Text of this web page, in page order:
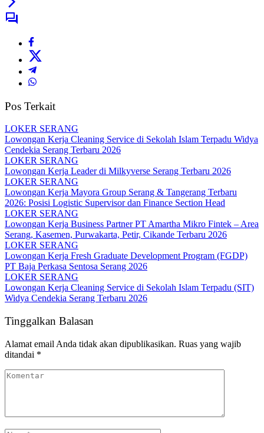
Pos Terkait
LOKER SERANG
Lowongan Kerja Cleaning Service di Sekolah Islam Terpadu Widya
Cendekia Serang Terbaru 2026
LOKER SERANG
Lowongan Kerja Leader di Milkyverse Serang Terbaru 2026
LOKER SERANG
Lowongan Kerja Mayora Group Serang & Tangerang Terbaru
2026: Posisi Logistic Supervisor dan Finance Section Head
LOKER SERANG
Lowongan Kerja Business Partner PT Amartha Mikro Fintek – Area
Serang, Kasemen, Purwakarta, Petir, Cikande Terbaru 2026
LOKER SERANG
Lowongan Kerja Fresh Graduate Development Program (FGDP)
PT Baja Perkasa Sentosa Serang 2026
LOKER SERANG
Lowongan Kerja Cleaning Service di Sekolah Islam Terpadu (SIT)
Widya Cendekia Serang Terbaru 2026
Tinggalkan Balasan
Alamat email Anda tidak akan dipublikasikan. Ruas yang wajib
ditandai *